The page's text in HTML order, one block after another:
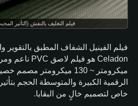
فيلم التغليف بالنقش (التأثير
فيلم الفينيل الشفاف المطبق بالتقوير
ميكرومتر ~ 130 ميكرومتر
الرقمية الكبيرة والمتوسطة الحجم
خاص لتصميم خالٍ من البقايا.